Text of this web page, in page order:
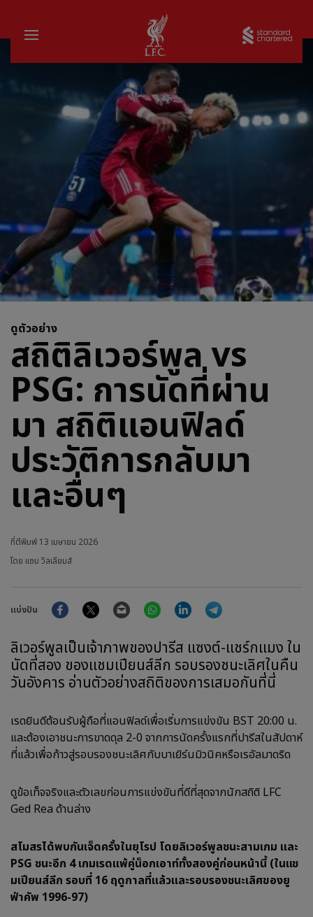
บ้าน
ดูตัวอย่าง
สถิติลิเวอร์พูล vs
PSG: การนัดที่ผ่าน
มา สถิติแอนฟิลด์
ประวัติการกลับมา
และอื่นๆ
ที่ตีพิมพ์ 13 เมษายน 2026
โดย แซม วิลเลียมส์
แบ่งปัน
FacebookTwitter Email WhatsAppLinkedIn
ลิเวอร์พูลเป็นเจ้าภาพของปารีส แซงต์-แชร์กแมง ใน
นัดที่สอง ของแชมเปียนส์ลีก รอบรองชนะเลิศในคืน
วันอังคาร อ่านตัวอย่างสถิติของการเสมอกันที่นี่
เรดยินดีต้อนรับผู้ถือที่แอนฟิลด์เพื่อเริ่มการแข่งขัน BST 20:00 น.
และต้องเอาชนะการขาดดุล 2-0 จากการนัดครั้งแรกที่ปารีสในสัปดาห์
ที่แล้วเพื่อก้าวสู่รอบรองชนะเลิศกับบาเยิร์นมิวนิคหรือเรอัลมาดริด
ดูข้อเท็จจริงและตัวเลขก่อนการแข่งขันที่ดีที่สุดจากนักสถิติ LFC
Ged Rea ด้านล่าง
สโมสรได้พบกันเจ็ดครั้งในยุโรป โดยลิเวอร์พูลชนะสามเกม และ
PSG ชนะอีก 4 เกมเรดแพ้คู่น็อกเอาท์ทั้งสองคู่ก่อนหน้านี้ (ในแช
มเปียนส์ลีก รอบที่ 16 ฤดูกาลที่แล้วและรอบรองชนะเลิศของยู
ฟ่าคัพ 1996-97)